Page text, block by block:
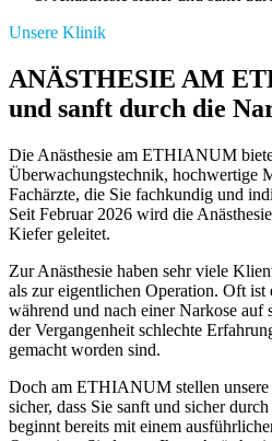
Unsere Klinik
ANÄSTHESIE AM
und sanft durch die
Die Anästhesie am ETHIANUM
Überwachungstechnik, hochwertige
Fachärzte, die Sie fachkundig und
Seit Februar 2026 wird die
Kiefer geleitet.
Zur Anästhesie haben sehr viele
als zur eigentlichen Operation. Oft ist
während und nach einer Narkose auf
der Vergangenheit schlechte
gemacht worden sind.
Doch am ETHIANUM stellen unsere
sicher, dass Sie sanft und sicher
beginnt bereits mit einem